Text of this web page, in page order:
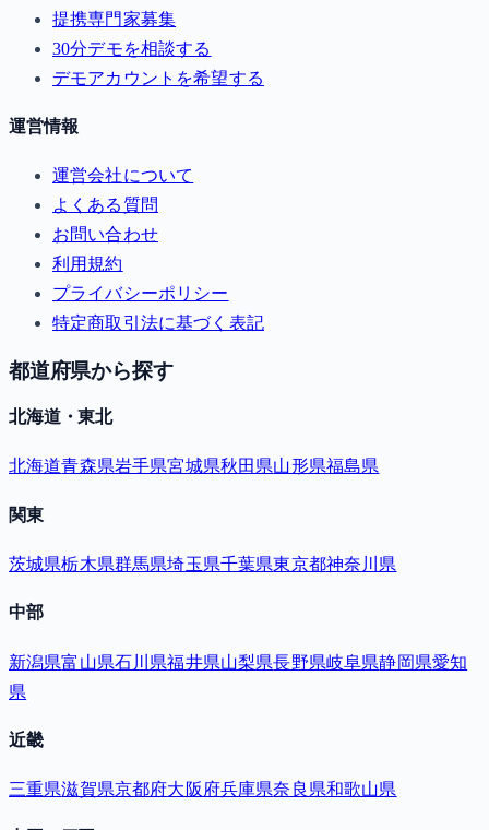
提携専門家募集
30分デモを相談する
デモアカウントを希望する
運営情報
運営会社について
よくある質問
お問い合わせ
利用規約
プライバシーポリシー
特定商取引法に基づく表記
都道府県から探す
北海道・東北
北海道青森県岩手県宮城県秋田県山形県福島県
関東
茨城県栃木県群馬県埼玉県千葉県東京都神奈川県
中部
新潟県富山県石川県福井県山梨県長野県岐阜県静岡県愛知
県
近畿
三重県滋賀県京都府大阪府兵庫県奈良県和歌山県